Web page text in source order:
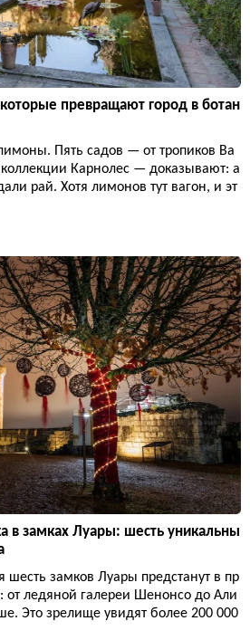
превращают город в ботан
Пять садов — от тропиков Ва
Карнолес — доказывают: а
рай. Хотя лимонов тут вагон, и эт
в замках Луары: шесть уникальны
шесть замков Луары предстанут в пр
от ледяной галереи Шенонсо до Али
Это зрелище увидят более 200 000